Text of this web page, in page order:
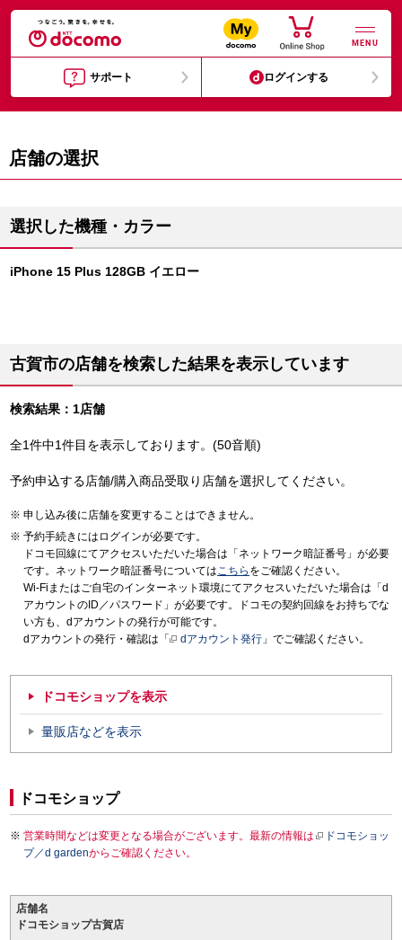
MENU
サポート ログインする
店舗の選択
選択した機種・カラー
iPhone 15 Plus 128GB イエロー
古賀市の店舗を検索した結果を表示しています
検索結果：1店舗
全1件中1件目を表示しております。(50音順)
予約申込する店舗/購入商品受取り店舗を選択してください。
申し込み後に店舗を変更することはできません。
予約手続きにはログインが必要です。
ドコモ回線にてアクセスいただいた場合は「ネットワーク暗証番号」が必要
です。ネットワーク暗証番号についてはこちら をご確認ください。
Wi-Fiまたはご自宅のインターネット環境にてアクセスいただいた場合は「d
アカウントのID／パスワード」が必要です。ドコモの契約回線をお持ちでな
い方も、dアカウントの発行が可能です。
dアカウントの発行・確認は「
dアカウント発行 」でご確認ください。
ドコモショップを表示
量販店などを表示
ドコモショップ
営業時間などは変更となる場合がございます。最新の情報は
ドコモショッ
プ／d gardenからご確認ください。
店舗名
ドコモショップ古賀店